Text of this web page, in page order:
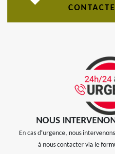
NOUS
En cas d’urgence, nous
à nous contacter via le